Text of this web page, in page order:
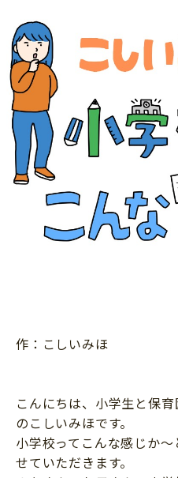
小学5年生
ニュース
ワーク・ドリル
幼稚園・保育園
小学校
科学・プログラミング
絵本・読み聞かせ
自由研究・工作
こそだて生活
住まい
ファッション・美容
行事・イベント
トラブル
親子でいっしょに
人間関係
マネー
こそだてマンガ
作：こしいみほ
こんにちは、小学生と保
のこしいみほです。
小学校ってこんな感じか
せていただきます。